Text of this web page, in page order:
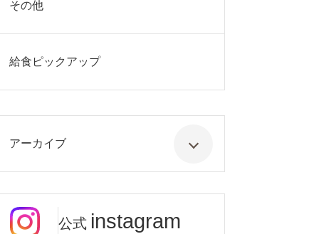
その他
給食ピックアップ
アーカイブ
公式 instagram